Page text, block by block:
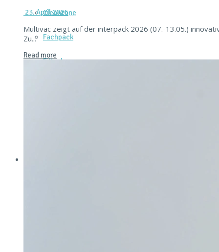
Cleanzone
Fachpack
Filtech
23. April 2026
Multivac zeigt auf der interpack 2026 (07.-13.05.)
Zu...
Read more